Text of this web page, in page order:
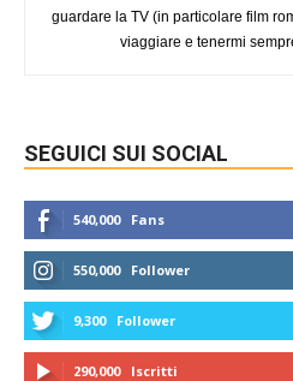
guardare la TV (in particolare film
viaggiare e tenermi
SEGUICI SUI SOCIAL
540,000 Fans
550,000 Follower
9,300 Follower
290,000 Iscritti